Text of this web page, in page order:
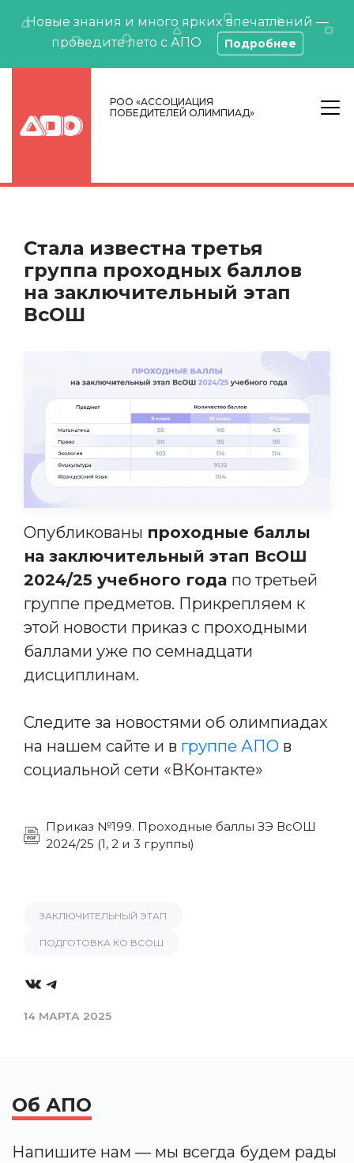
Новые знания и много ярких впечатлений —
проведите лето с АПО
Подробнее
РОО «АССОЦИАЦИЯ
ПОБЕДИТЕЛЕЙ ОЛИМПИАД»
Стала известна третья
группа проходных баллов
на заключительный этап
ВсОШ
Опубликованы проходные баллы
на заключительный этап ВсОШ
2024/25 учебного года по третьей
группе предметов. Прикрепляем к
этой новости приказ с проходными
баллами уже по семнадцати
дисциплинам.
Следите за новостями об олимпиадах
на нашем сайте и в группе АПО в
социальной сети «ВКонтакте»
Приказ №199. Проходные баллы ЗЭ ВсОШ
2024/25 (1, 2 и 3 группы)
ЗАКЛЮЧИТЕЛЬНЫЙ ЭТАП
ПОДГОТОВКА КО ВСОШ
VKTelegram
14 МАРТА 2025
Об АПО
Напишите нам — мы всегда будем рады